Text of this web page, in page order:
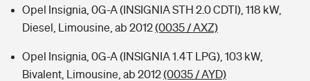
Opel Insignia, 0G-A (INSIGNIA STH 2.0 CDTI), 118 kW,
Diesel, Limousine, ab 2012(0035 / AXZ)
Opel Insignia, 0G-A (INSIGNIA 1.4T LPG), 103 kW,
Bivalent, Limousine, ab 2012(0035 / AYD)